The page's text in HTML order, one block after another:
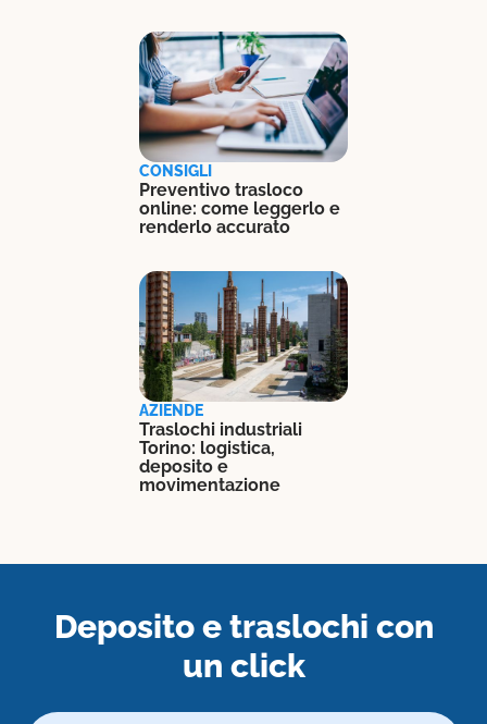
CONSIGLI
Preventivo trasloco
online: come leggerlo e
renderlo accurato
AZIENDE
Traslochi industriali
Torino: logistica,
deposito e
movimentazione
Deposito e traslochi con
un click